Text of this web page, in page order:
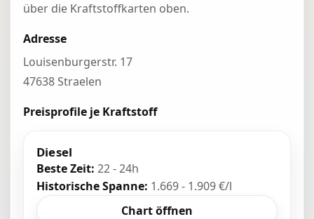
über die Kraftstoffkarten oben.
Adresse
Louisenburgerstr. 17
47638 Straelen
Preisprofile je Kraftstoff
Diesel
Beste Zeit: 22 - 24h
Historische Spanne: 1.669 - 1.909 €/l
Chart öffnen